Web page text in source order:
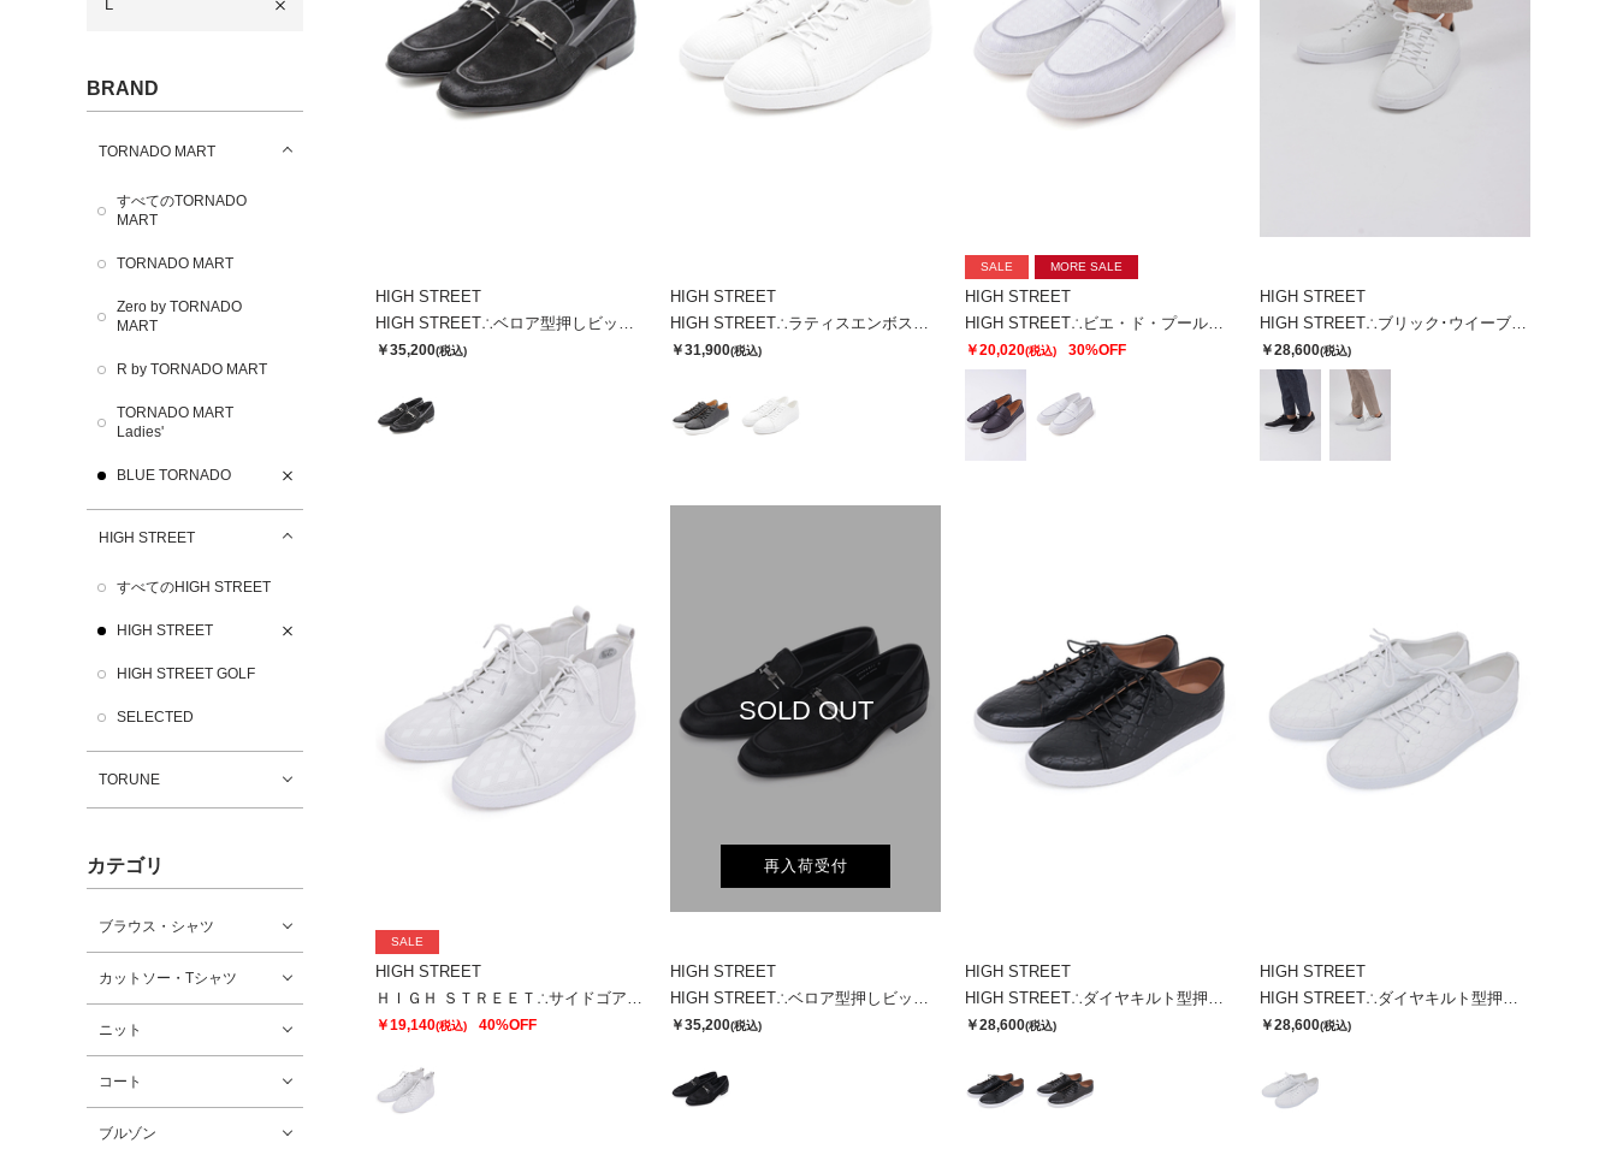
L
BRAND
TORNADO MART
すべてのTORNADO
MART
TORNADO MART
Zero by TORNADO
MART
R by TORNADO MART
TORNADO MART
Ladies'
BLUE TORNADO
HIGH STREET
すべてのHIGH STREET
HIGH STREET
HIGH STREET GOLF
SELECTED
TORUNE
カテゴリ
ブラウス・シャツ
カットソー・Tシャツ
ニット
コート
ブルゾン
HIGH STREET
￥35,200(税込)
HIGH STREET
￥31,900(税込)
SALE MORE SALE
HIGH STREET
￥20,020(税込) 30%OFF
HIGH STREET
￥28,600(税込)
SALE
HIGH STREET
￥19,140(税込) 40%OFF
SOLD OUT
再入荷受付
HIGH STREET
￥35,200(税込)
HIGH STREET
￥28,600(税込)
HIGH STREET
￥28,600(税込)